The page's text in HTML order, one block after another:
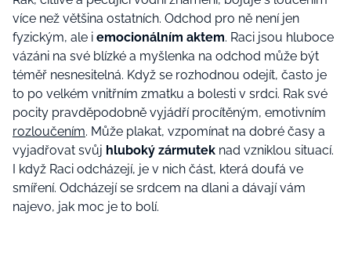
více než většina ostatních. Odchod pro ně není jen
fyzickým, ale i emocionálním aktem. Raci jsou hluboce
vázáni na své blízké a myšlenka na odchod může být
téměř nesnesitelná. Když se rozhodnou odejít, často je
to po velkém vnitřním zmatku a bolesti v srdci. Rak své
pocity pravděpodobně vyjádří procítěným, emotivním
rozloučením. Může plakat, vzpomínat na dobré časy a
vyjadřovat svůj hluboký zármutek nad vzniklou situací.
I když Raci odcházejí, je v nich část, která doufá ve
smíření. Odcházejí se srdcem na dlani a dávají vám
najevo, jak moc je to bolí.